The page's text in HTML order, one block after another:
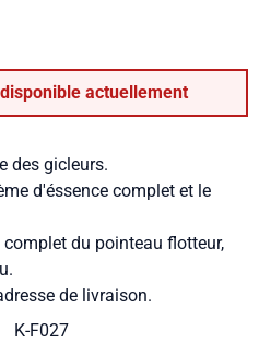
actuellement
des gicleurs.
d'éssence complet et le
du pointeau flotteur,
de livraison.
K-F027